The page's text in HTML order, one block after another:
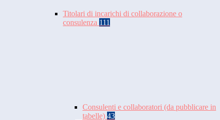
Titolari di incarichi di collaborazione o
consulenza 111
Consulenti e collaboratori (da pubblicare in
tabelle) 43